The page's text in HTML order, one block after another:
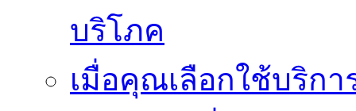
บริโภค
เมื่อคุณเลือกใช้บริกา